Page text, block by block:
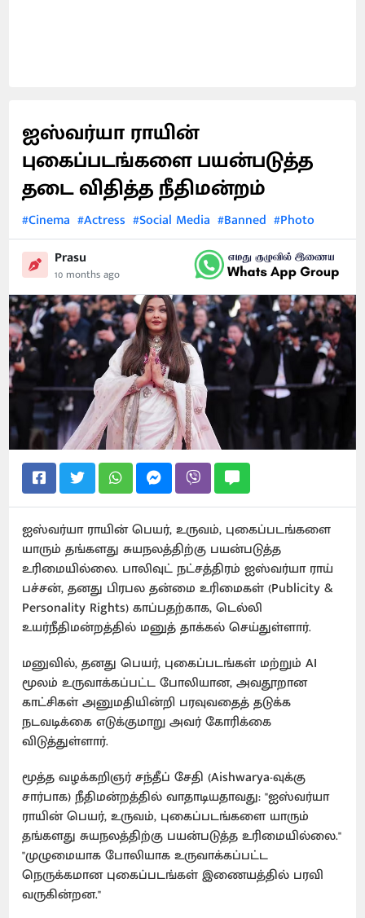
ஐஸ்வர்யா ராயின்
புகைப்படங்களை பயன்படுத்த
தடை விதித்த நீதிமன்றம்
#Cinema #Actress #Social Media #Banned #Photo
Prasu
10 months ago
ஐஸ்வர்யா ராயின் பெயர், உருவம், புகைப்படங்களை
யாரும் தங்களது சுயநலத்திற்கு பயன்படுத்த
உரிமையில்லை. பாலிவுட் நட்சத்திரம் ஐஸ்வர்யா ராய்
பச்சன், தனது பிரபல தன்மை உரிமைகள் (Publicity &
Personality Rights) காப்பதற்காக, டெல்லி
உயர்நீதிமன்றத்தில் மனுத் தாக்கல் செய்துள்ளார்.
மனுவில், தனது பெயர், புகைப்படங்கள் மற்றும் AI
மூலம் உருவாக்கப்பட்ட போலியான, அவதூறான
காட்சிகள் அனுமதியின்றி பரவுவதைத் தடுக்க
நடவடிக்கை எடுக்குமாறு அவர் கோரிக்கை
விடுத்துள்ளார்.
மூத்த வழக்கறிஞர் சந்தீப் சேதி (Aishwarya-வுக்கு
சார்பாக) நீதிமன்றத்தில் வாதாடியதாவது: "ஐஸ்வர்யா
ராயின் பெயர், உருவம், புகைப்படங்களை யாரும்
தங்களது சுயநலத்திற்கு பயன்படுத்த உரிமையில்லை."
"முழுமையாக போலியாக உருவாக்கப்பட்ட
நெருக்கமான புகைப்படங்கள் இணையத்தில் பரவி
வருகின்றன."